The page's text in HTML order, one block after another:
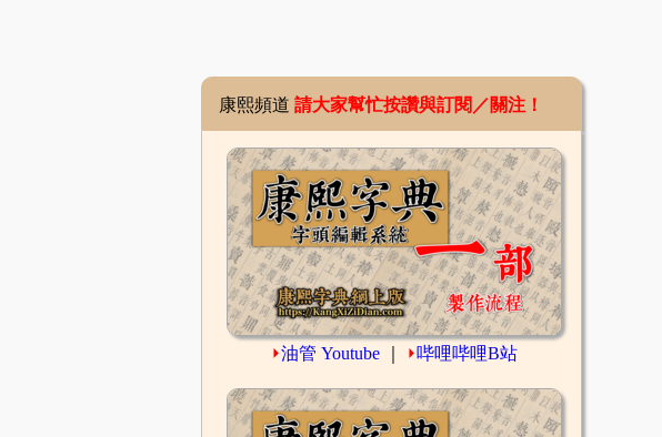
康熙頻道 請大家幫忙按讚與訂閱／關注！
⏵油管 Youtube ⏵哔哩哔哩B站